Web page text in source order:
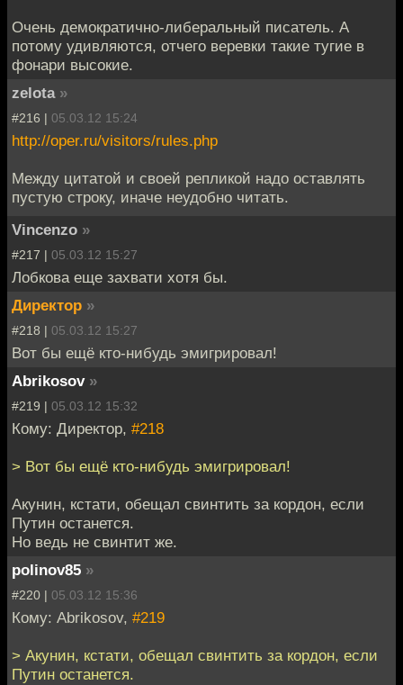
Очень демократично-либеральный писатель. А
потому удивляются, отчего веревки такие тугие в
фонари высокие.
zelota »
#216 | 05.03.12 15:24
http://oper.ru/visitors/rules.php
Между цитатой и своей репликой надо оставлять
пустую строку, иначе неудобно читать.
Vincenzo »
#217 | 05.03.12 15:27
Лобкова еще захвати хотя бы.
Директор »
#218 | 05.03.12 15:27
Вот бы ещё кто-нибудь эмигрировал!
Abrikosov »
#219 | 05.03.12 15:32
Кому: Директор, #218
> Вот бы ещё кто-нибудь эмигрировал!
Акунин, кстати, обещал свинтить за кордон, если
Путин останется.
Но ведь не свинтит же.
polinov85 »
#220 | 05.03.12 15:36
Кому: Abrikosov, #219
> Акунин, кстати, обещал свинтить за кордон, если
Путин останется.